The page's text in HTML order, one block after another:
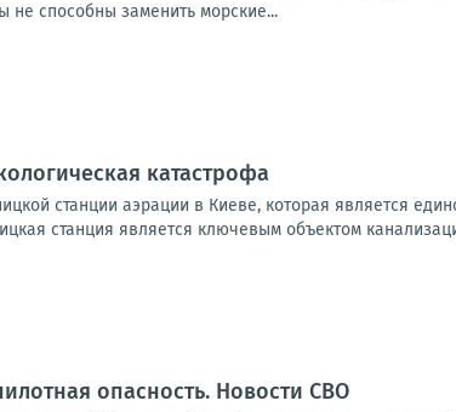
не способны заменить морские...
катастрофа
станции аэрации в Киеве, которая является
станция является ключевым объектом
опасность. Новости СВО